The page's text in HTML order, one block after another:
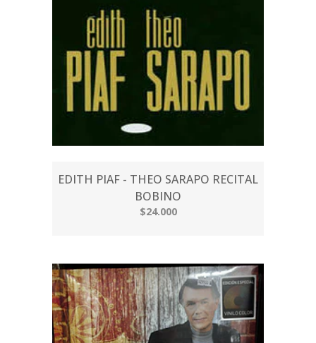
EDITH PIAF - THEO SARAPO RECITAL
BOBINO
$24.000